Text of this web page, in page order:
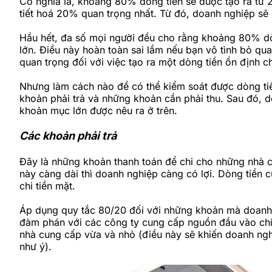
tiết hoá 20% quan trọng nhất. Từ đó, doanh nghiệp
Hầu hết, đa số mọi người đều cho rằng khoảng 80%
lớn. Điều này hoàn toàn sai lầm nếu bạn vô tình bỏ
quan trọng đối với việc tạo ra một dòng tiền ổn định
Nhưng làm cách nào để có thể kiểm soát được dòng
khoản phải trả và những khoản cần phải thu. Sau
khoản mục lớn được nêu ra ở trên.
Các khoản phải trả
Đây là những khoản thanh toán để chi cho những
này càng dài thì doanh nghiệp càng có lợi. Dòng tiền
chi tiền mặt.
Áp dụng quy tắc 80/20 đối với những khoản mà
đàm phán với các công ty cung cấp nguồn đầu vào
nhà cung cấp vừa và nhỏ (điều này sẽ khiến doanh
như ý).